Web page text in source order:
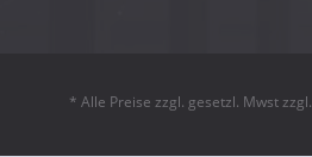
* Alle Preise zzgl. gesetzl. Mwst zzgl.